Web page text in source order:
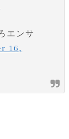
エンサ
16,